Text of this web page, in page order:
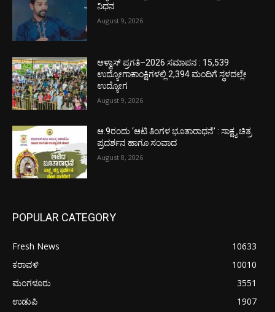
ನಿಧನ
August 9, 2026
ಆಳ್ವಾಸ್ ಪ್ರಗತಿ–2026 ಸಮಾಪನ : 15,539
ಉದ್ಯೋಗಾಕಾಂಕ್ಷಿಗಳಲ್ಲಿ 2,394 ಮಂದಿಗೆ ಸ್ಥಳದಲ್ಲೇ
ಉದ್ಯೋಗ
August 9, 2026
ಆ.9ರಂದು ‘ಆಟಿ ತಿಂಗಳ ಭೂತಾರಾಧನೆ’ : ಸಾಕ್ಷ್ಯ ಚಿತ್ರ
ಪ್ರದರ್ಶನ ಹಾಗೂ ಸಂವಾದ
August 8, 2026
POPULAR CATEGORY
Fresh News
10633
ಕರಾವಳಿ
10010
ಮಂಗಳೂರು
3551
ಉಡುಪಿ
1907